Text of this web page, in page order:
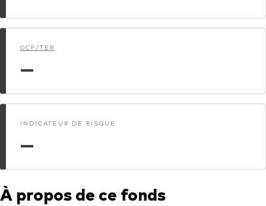
Actions
ESG
ETFs
Prévention de la fraude
OCF/TER
—
INDICATEUR DE RISQUE
—
À propos de ce fonds